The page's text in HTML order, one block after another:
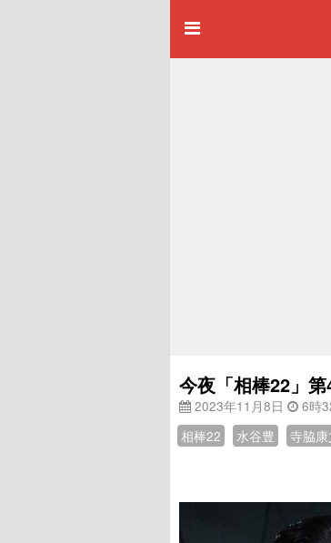
今夜「相棒22」
2023年11月8日
6時
相棒22
水谷豊 寺脇康